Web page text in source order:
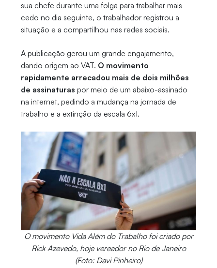
sua chefe durante uma folga para trabalhar mais
cedo no dia seguinte, o trabalhador registrou a
situação e a compartilhou nas redes sociais.
A publicação gerou um grande engajamento,
dando origem ao VAT. O movimento
rapidamente arrecadou mais de dois milhões
de assinaturas por meio de um abaixo-assinado
na internet, pedindo a mudança na jornada de
trabalho e a extinção da escala 6x1.
O movimento Vida Além do Trabalho foi criado por
Rick Azevedo, hoje vereador no Rio de Janeiro
(Foto: Davi Pinheiro)